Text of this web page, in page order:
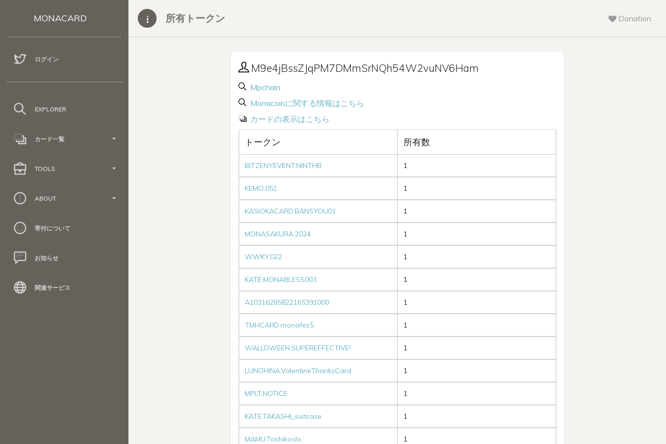
MONACARD
ログイン
EXPLORER
カード一覧
TOOLS
ABOUT
寄付について
お知らせ
関連サービス
所有トークン Donation
M9e4jBssZJqPM7DMmSrNQh54W2vuNV6Ham
Mpchain
Monacoinに関する情報はこちら
カードの表示はこちら
トークン 所有数
BITZENYEVENT.NINTHB 1
KEMO.051 1
KASIOKACARD.BANSYOU01 1
MONASAKURA.2024 1
WWKY.022 1
KATE.MONABLESS003 1
A10316285822165391000 1
TMHCARD.monafes5 1
WALLOWEEN.SUPEREFFECTIVE! 1
LUNOHINA.ValentineThanksCard 1
MPLT.NOTICE 1
KATE.TAKASHI_suitcase 1
MAMU.Toshikoshi 1